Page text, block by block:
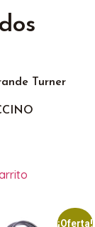
Turner
¡Oferta!